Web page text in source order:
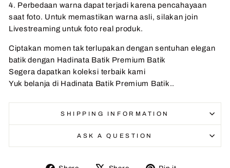
4. Perbedaan warna dapat terjadi karena pencahayaan
saat foto. Untuk memastikan warna asli, silakan join
Livestreaming untuk foto real produk.
Ciptakan momen tak terlupakan dengan sentuhan elegan
batik dengan Hadinata Batik Premium Batik
Segera dapatkan koleksi terbaik kami
Yuk belanja di Hadinata Batik Premium Batik..
SHIPPING INFORMATION
ASK A QUESTION